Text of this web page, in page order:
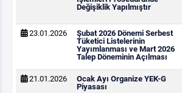
Değişiklik Yapılmıştır
23.01.2026
Şubat 2026 Dönemi Serbest
Tüketici Listelerinin
Yayımlanması ve Mart 2026
Talep Döneminin Açılması
21.01.2026
Ocak Ayı Organize YEK-G
Piyasası